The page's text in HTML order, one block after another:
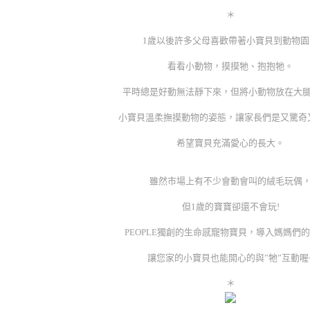
＊
1歲以後許多父母喜歡帶著小寶貝到動物園
看看小動物，摸摸牠、抱抱牠。
平時總是好動無法靜下來，但將小動物放在大
小寶貝溫柔撫摸動物的姿態，讓家長們是又驚奇
希望寶貝充滿愛心的長大。
雖然市場上有不少會動會叫的絨毛玩偶，
但1歲的寶寶卻還不會玩!
PEOPLE獨創的生命感寵物寶貝，導入媽媽們的
讓您家的小寶貝也能開心的與”牠”互動喔
＊